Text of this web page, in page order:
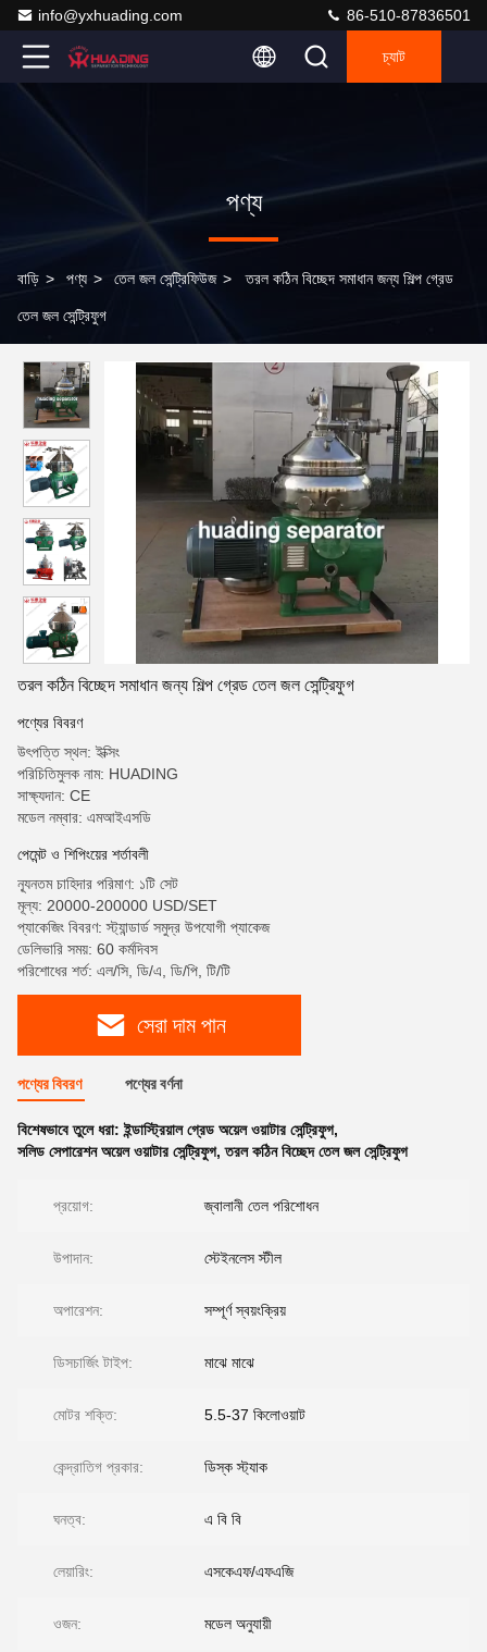
info@yxhuading.com 86-510-87836501
চ্যাট
পণ্য
বাড়ি > পণ্য > তেল জল সেন্ট্রিফিউজ > তরল কঠিন বিচ্ছেদ সমাধান জন্য শিল্প গ্রেড
তেল জল সেন্ট্রিফুগ
তরল কঠিন বিচ্ছেদ সমাধান জন্য শিল্প গ্রেড তেল জল সেন্ট্রিফুগ
পণ্যের বিবরণ
উৎপত্তি স্থল: ইক্সিং
পরিচিতিমুলক নাম: HUADING
সাক্ষ্যদান: CE
মডেল নম্বার: এমআইএসডি
পেমেন্ট ও শিপিংয়ের শর্তাবলী
ন্যূনতম চাহিদার পরিমাণ: ১টি সেট
মূল্য: 20000-200000 USD/SET
প্যাকেজিং বিবরণ: স্ট্যান্ডার্ড সমুদ্র উপযোগী প্যাকেজ
ডেলিভারি সময়: 60 কর্মদিবস
পরিশোধের শর্ত: এল/সি, ডি/এ, ডি/পি, টি/টি
সেরা দাম পান
পণ্যের বিবরণ পণ্যের বর্ণনা
বিশেষভাবে তুলে ধরা:ইন্ডাস্ট্রিয়াল গ্রেড অয়েল ওয়াটার সেন্ট্রিফুগ,
সলিড সেপারেশন অয়েল ওয়াটার সেন্ট্রিফুগ,তরল কঠিন বিচ্ছেদ তেল জল সেন্ট্রিফুগ
প্রয়োগ: জ্বালানী তেল পরিশোধন
উপাদান: স্টেইনলেস স্টীল
অপারেশন: সম্পূর্ণ স্বয়ংক্রিয়
ডিসচার্জিং টাইপ: মাঝে মাঝে
মোটর শক্তি: 5.5-37 কিলোওয়াট
কেন্দ্রাতিগ প্রকার: ডিস্ক স্ট্যাক
ঘনত্ব: এ বি বি
লেয়ারিং: এসকেএফ/এফএজি
ওজন: মডেল অনুযায়ী